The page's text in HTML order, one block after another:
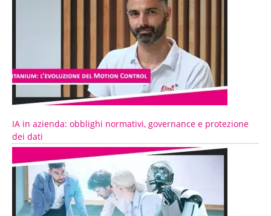
IA in azienda: obblighi normativi, governance e protezione
dei dati